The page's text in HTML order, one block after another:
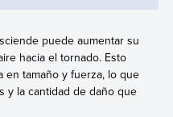
puede aumentar su
hacia el tornado. Esto
tamaño y fuerza, lo que
y la cantidad de daño que